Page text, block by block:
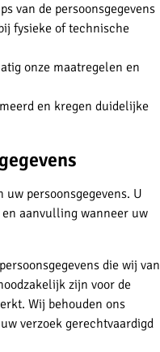
van de persoonsgegevens
fysieke of technische
onze maatregelen en
en kregen duidelijke
persoonsgegevens. U
aanvulling wanneer uw
die wij van
zijn voor de
Wij behouden ons
verzoek gerechtvaardigd